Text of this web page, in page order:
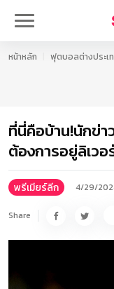
หน้าหลัก ฟุตบอลต่างประเ
ที่นี่คือบ้าน!นักข่า
ต้องการอยู่ลิเว
พรีเมียร์ลีก 4/29/
Share